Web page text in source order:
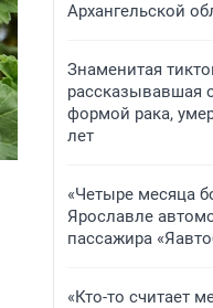
Архангельской
Знаменитая
рассказывавшая
формой рака,
лет
«Четыре месяца
Ярославле
пассажира
«Кто-то считает